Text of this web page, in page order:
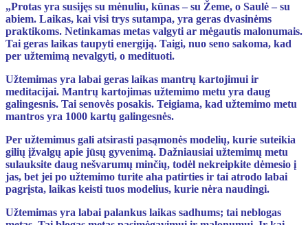
„Protas yra susijęs su mėnuliu, kūnas – su Žeme, o Saulė – su
abiem. Laikas, kai visi trys sutampa, yra geras dvasinėms
praktikoms. Netinkamas metas valgyti ar mėgautis malonumais.
Tai geras laikas taupyti energiją. Taigi, nuo seno sakoma, kad
per užtemimą nevalgyti, o medituoti.
Užtemimas yra labai geras laikas mantrų kartojimui ir
meditacijai. Mantrų kartojimas užtemimo metu yra daug
galingesnis. Tai senovės posakis. Teigiama, kad užtemimo metu
mantros yra 1000 kartų galingesnės.
Per užtemimus gali atsirasti pasąmonės modelių, kurie suteikia
gilių įžvalgų apie jūsų gyvenimą. Dažniausiai užtemimų metu
sulauksite daug nešvarumų minčių, todėl nekreipkite dėmesio į
jas, bet jei po užtemimo turite aha patirties ir tai atrodo labai
pagrįsta, laikas keisti tuos modelius, kurie nėra naudingi.
Užtemimas yra labai palankus laikas sadhums; tai neblogas